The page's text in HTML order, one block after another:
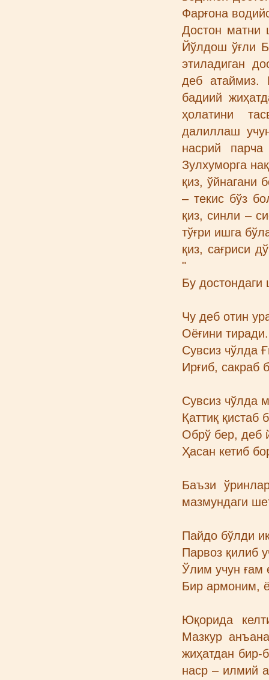
Фарғона
Достон матни
Йўлдош ўғли
этиладиган
деб атаймиз.
бадиий
ҳолатини
далиллаш
насрий
Зулхуморга
қиз, ўйнагани
– текис бўз
қиз, синли –
тўғри ишга
қиз, сағриси
"
Бу достондаги
Чу деб отин
Оёғини тиради.
Сувсиз чўлда
Ирғиб, сакраб
Сувсиз чўлда
Қаттиқ қистаб
Обрў бер, деб
Ҳасан кетиб
Баъзи
мазмундаги
Пайдо бўлди
Парвоз қилиб
Ўлим учун ғам
Бир армоним,
Юқорида
Мазкур
жиҳатдан бир-
наср – илмий